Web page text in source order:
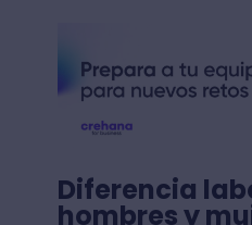
Diferencia
hombres y